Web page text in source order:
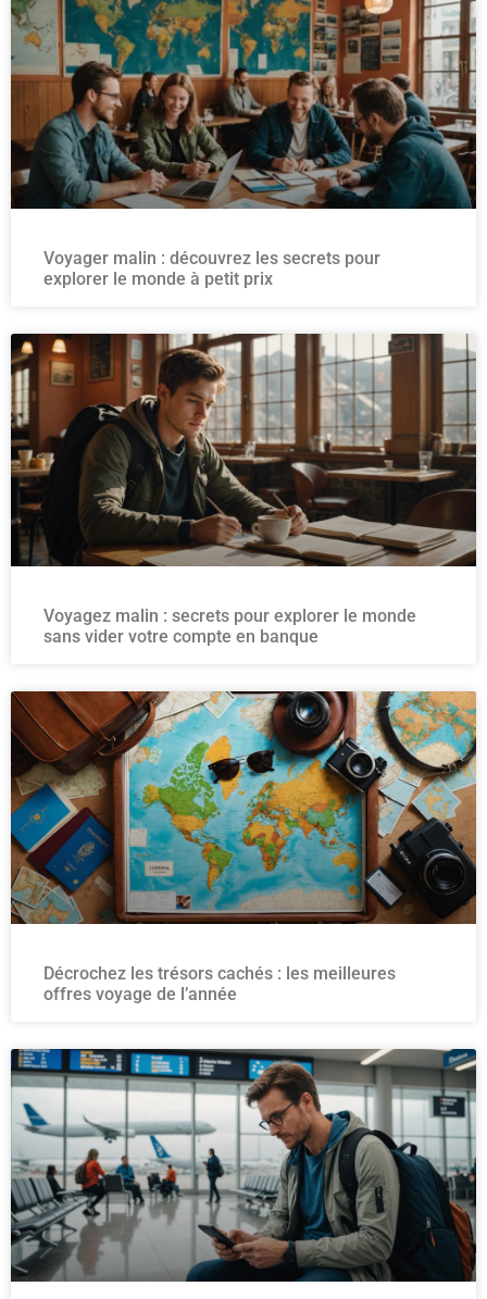
Voyager malin : découvrez les secrets pour
explorer le monde à petit prix
Voyagez malin : secrets pour explorer le monde
sans vider votre compte en banque
Décrochez les trésors cachés : les meilleures
offres voyage de l’année